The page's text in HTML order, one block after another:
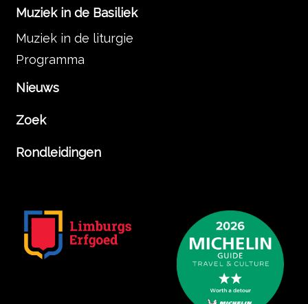
Muziek in de Basiliek
Muziek in de liturgie
Programma
Nieuws
Zoek
Rondleidingen